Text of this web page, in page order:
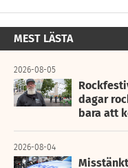
MEST LÄSTA
2026-08-05
dagar
bara att
2026-08-04